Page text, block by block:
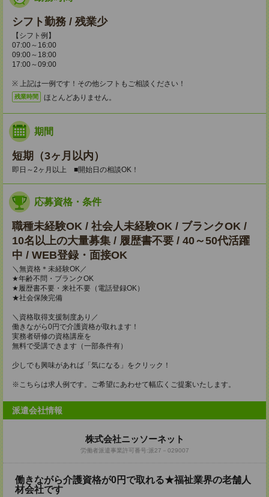
シフト勤務 / 残業少
【シフト例】
07:00～16:00
09:00～18:00
17:00～09:00
※ 上記は一例です！その他シフトもご相談ください！
残業時間 ほとんどありません。
期間
短期（3ヶ月以内）
即日～2ヶ月以上 ■開始日の相談OK！
応募資格・条件
職種未経験OK / 社会人未経験OK / ブランクOK /
10名以上の大量募集 / 履歴書不要 / 40～50代活躍
中 / WEB登録・面接OK
＼無資格＊未経験OK／
★年齢不問・ブランクOK
★履歴書不要・来社不要（電話登録OK）
★社会保険完備
＼資格取得支援制度あり／
働きながら0円で介護資格が取れます！
実務者研修の資格講座を
無料で受講できます（一部条件有）
少しでも興味があれば「気になる」をクリック！
※こちらは求人例です。ご希望にあわせて幅広くご提案いたします。
派遣会社情報
株式会社ニッソーネット
労働者派遣事業許可番号:派27－029007
働きながら介護資格が0円で取れる★福祉業界の老舗人
材会社です